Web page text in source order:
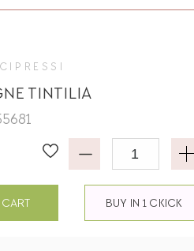
TINTILIA
BUY IN 1 CKICK